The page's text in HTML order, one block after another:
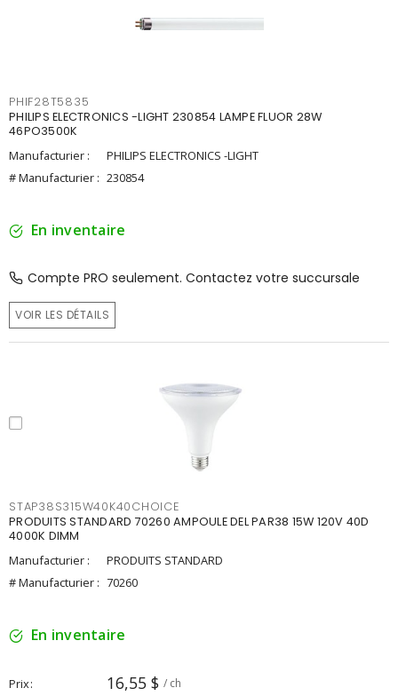
PHIF28T5835
PHILIPS ELECTRONICS -LIGHT 230854 LAMPE FLUOR 28W
46PO3500K
Manufacturier :
PHILIPS ELECTRONICS -LIGHT
# Manufacturier : 230854
En inventaire
Compte PRO seulement. Contactez votre succursale
VOIR LES DÉTAILS
STAP38S315W40K40CHOICE
PRODUITS STANDARD 70260 AMPOULE DEL PAR38 15W 120V 40D
4000K DIMM
Manufacturier :
PRODUITS STANDARD
# Manufacturier : 70260
En inventaire
Prix 16,55 $ / ch